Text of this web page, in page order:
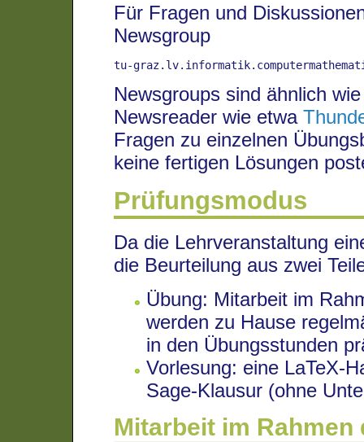
Für Fragen und
Newsgroup
tu-
Newsgroups sind ähnlich
Newsreader wie etwa
Fragen zu einzelnen
keine fertigen Lösungen
Prüfungsmodus
Da die Lehrveranstaltung
die Beurteilung aus zwei
Übung: Mitarbeit im
werden zu Hause
in den Übungsstunden
Vorlesung: eine LaTeX-
Sage-Klausur (ohne
Mitarbeit im